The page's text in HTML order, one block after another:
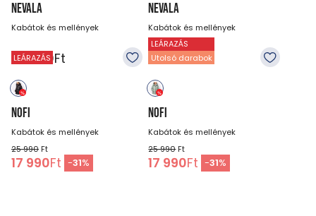
NEVALA
Kabátok és mellények
25 990Ft
NEVALA
Kabátok és mellények
25 990Ft
LEÁRAZÁS
NOFI
Kabátok és mellények
25 990 Ft
17 990Ft -31%
LEÁRAZÁS
Utolsó darabok
NOFI
Kabátok és mellények
25 990Ft
17 990Ft -31%